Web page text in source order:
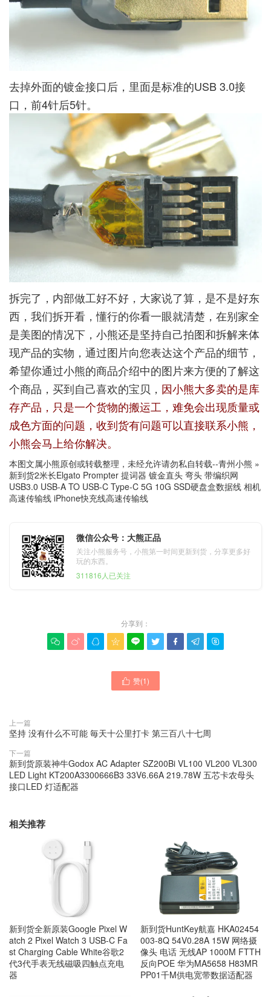
去掉外面的镀金接口后，里面是标准的USB 3.0接
口，前4针后5针。
拆完了，内部做工好不好，大家说了算，是不是好东
西，我们拆开看，懂行的你看一眼就清楚，在别家全
是美图的情况下，小熊还是坚持自己拍图和拆解来体
现产品的实物，通过图片向您表达这个产品的细节，
希望你通过小熊的商品介绍中的图片来方便的了解这
个商品，买到自己喜欢的宝贝， 因小熊大多卖的是库
存产品，只是一个货物的搬运工，难免会出现质量或
成色方面的问题，收到货有问题可以直接联系小熊，
小熊会马上给你解决。
本图文属小熊原创或转载整理，未经允许请勿私自转载--青州小熊 »
新到货2米长Elgato Prompter 提词器 镀金直头 弯头 带编织网
USB3.0 USB-A TO USB-C Type-C 5G 10G SSD硬盘盒数据线 相机
高速传输线 iPhone快充线高速传输线
微信公众号：大熊正品
关注小熊服务号，小熊第一时间更新到货，分享更多好
玩的东西。
311816人已关注
分享到：
        
 赞(1)
上一篇
坚持 没有什么不可能 毎天十公里打卡 第三百八十七周
下一篇
新到货原装神牛Godox AC Adapter SZ200Bi VL100 VL200 VL300
LED Light KT200A3300666B3 33V6.66A 219.78W 五芯卡农母头
接口LED 灯适配器
相关推荐
新到货全新原装Google Pixel W
atch 2 Pixel Watch 3 USB-C Fa
st Charging Cable White谷歌2
代3代手表无线磁吸四触点充电
器
新到货HuntKey航嘉 HKA02454
003-8Q 54V0.28A 15W 网络摄
像头 电话 无线AP 1000M FTTH
反向POE 华为MA5658 H83MR
PP01千M供电宽带数据适配器